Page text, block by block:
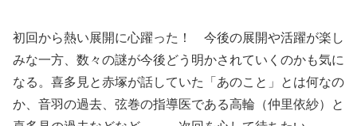
初回から熱い展開に心躍った！ 今後の展開や活躍が楽し
みな一方、数々の謎が今後どう明かされていくのかも気に
なる。喜多見と赤塚が話していた「あのこと」とは何なの
か、音羽の過去、弦巻の指導医である高輪（仲里依紗）と